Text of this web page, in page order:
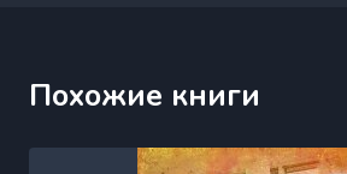
Похожие книги